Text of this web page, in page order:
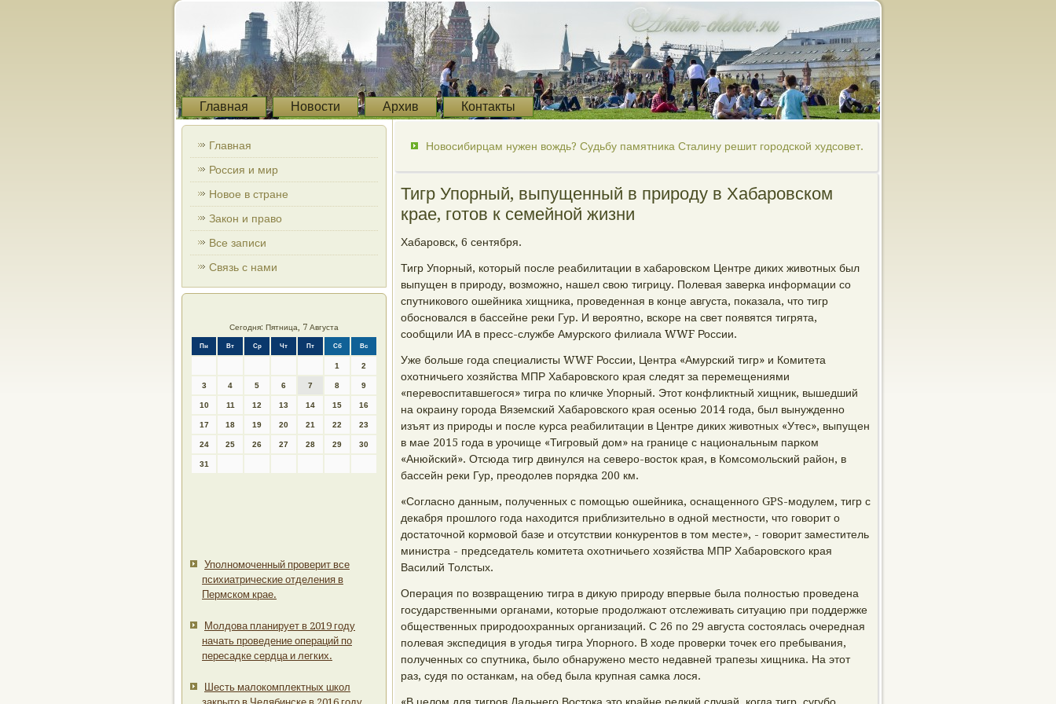
Главная Новости Архив Контакты
Главная
Россия и мир
Новое в стране
Закон и право
Все записи
Связь с нами
Сегодня: Пятница, 7 Августа
Пн Вт Ср Чт Пт Сб Вс
1 2
3 4 5 6 7 8 9
10 11 12 13 14 15 16
17 18 19 20 21 22 23
24 25 26 27 28 29 30
31
Уполномоченный проверит все
психиатрические отделения в
Пермском крае.
Молдова планирует в 2019 году
начать проведение операций по
пересадке сердца и легких.
Шесть малокомплектных школ
Новосибирцам нужен вождь? Судьбу памятника Сталину решит городской худсовет.
Тигр Упорный, выпущенный в природу в Хабаровском
крае, готов к семейной жизни
Хабаровск, 6 сентября.
Тигр Упорный, который после реабилитации в хабаровском Центре диких животных был
выпущен в природу, возможно, нашел свою тигрицу. Полевая заверка информации со
спутникового ошейника хищника, проведенная в конце августа, показала, что тигр
обосновался в бассейне реки Гур. И вероятно, вскоре на свет появятся тигрята,
сообщили ИА в пресс-службе Амурского филиала WWF России.
Уже больше года специалисты WWF России, Центра «Амурский тигр» и Комитета
охотничьего хозяйства МПР Хабаровского края следят за перемещениями
«перевоспитавшегося» тигра по кличке Упорный. Этот конфликтный хищник, вышедший
на окраину города Вяземский Хабаровского края осенью 2014 года, был вынужденно
изъят из природы и после курса реабилитации в Центре диких животных «Утес», выпущен
в мае 2015 года в урочище «Тигровый дом» на границе с национальным парком
«Анюйский». Отсюда тигр двинулся на северо-восток края, в Комсомольский район, в
бассейн реки Гур, преодолев порядка 200 км.
«Согласно данным, полученных с помощью ошейника, оснащенного GPS-модулем, тигр с
декабря прошлого года находится приблизительно в одной местности, что говорит о
достаточной кормовой базе и отсутствии конкурентов в том месте», - говорит заместитель
министра - председатель комитета охотничьего хозяйства МПР Хабаровского края
Василий Толстых.
Операция по возвращению тигра в дикую природу впервые была полностью проведена
государственными органами, которые продолжают отслеживать ситуацию при поддержке
общественных природоохранных организаций. С 26 по 29 августа состоялась очередная
полевая экспедиция в угодья тигра Упорного. В ходе проверки точек его пребывания,
полученных со спутника, было обнаружено место недавней трапезы хищника. На этот
раз, судя по останкам, на обед была крупная самка лося.